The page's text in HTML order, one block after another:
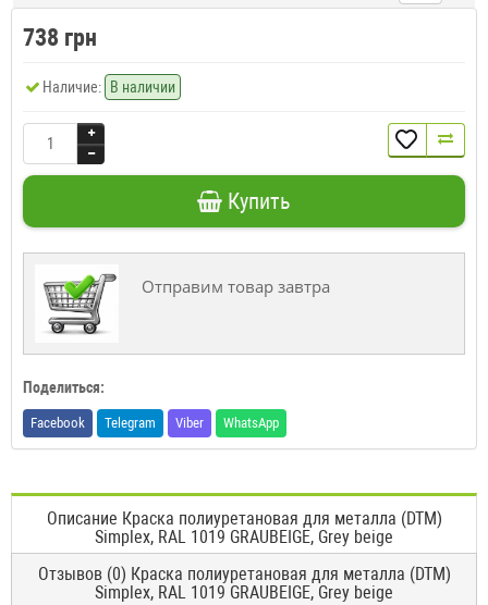
738 грн
Наличие: В наличии
Купить
Отправим товар завтра
Поделиться:
Facebook Telegram Viber WhatsApp
Описание Краска полиуретановая для металла (DTM)
Simplex, RAL 1019 GRAUBEIGE, Grey beige
Отзывов (0) Краска полиуретановая для металла (DTM)
Simplex, RAL 1019 GRAUBEIGE, Grey beige